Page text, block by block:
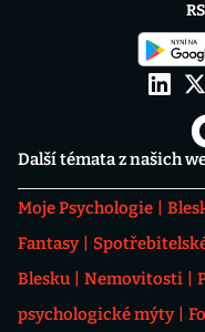
Další témata z našich
Moje Psychologie
Fantasy
Blesku
Nemovitosti
psychologické mýty